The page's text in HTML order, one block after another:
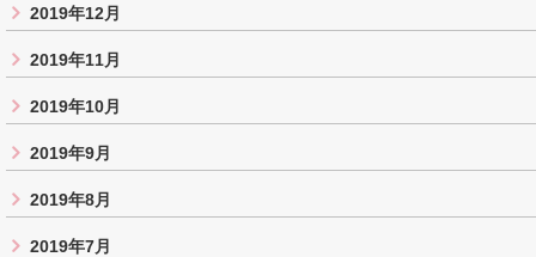
2019年12月
2019年11月
2019年10月
2019年9月
2019年8月
2019年7月